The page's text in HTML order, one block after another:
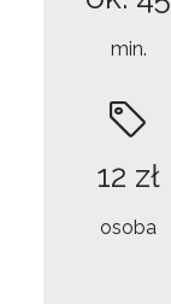
min.
12 zł
osoba